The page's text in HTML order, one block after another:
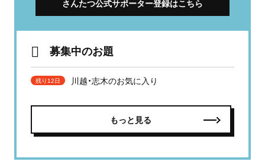
さんたつ公式サポーター登録はこちら
募集中のお題
残り12日 川越・志木のお気に入り
もっと見る